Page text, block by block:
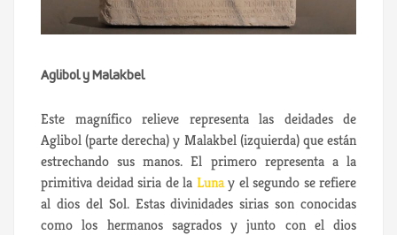
Aglibol y Malakbel
Este magnífico relieve representa las deidades de
Aglibol (parte derecha) y Malakbel (izquierda) que están
estrechando sus manos. El primero representa a la
primitiva deidad siria de la Lunay el segundo se refiere
al dios del Sol. Estas divinidades sirias son conocidas
como los hermanos sagrados y junto con el dios